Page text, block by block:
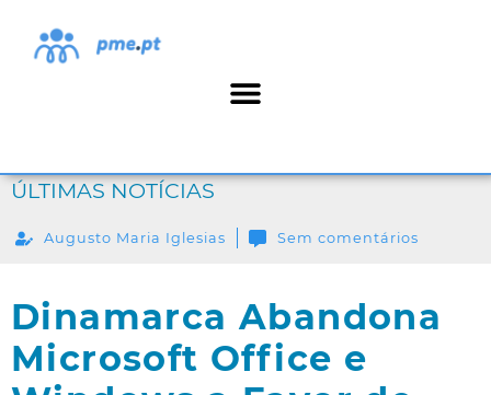
ÚLTIMAS NOTÍCIAS
Augusto Maria Iglesias Sem comentários
Dinamarca Abandona
Microsoft Office e